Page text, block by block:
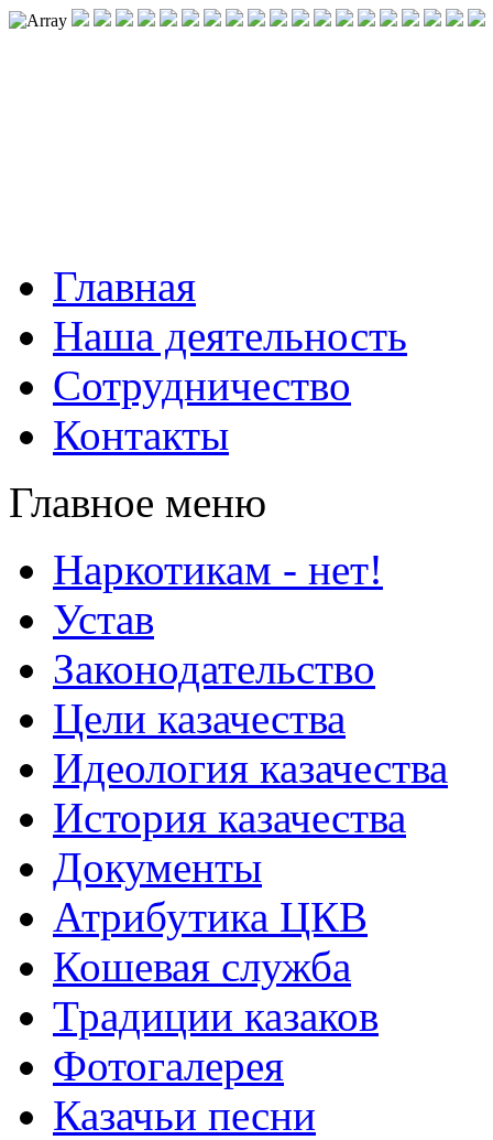
Главная
Наша деятельность
Сотрудничество
Контакты
Главное меню
Наркотикам - нет!
Устав
Законодательство
Цели казачества
Идеология казачества
История казачества
Документы
Атрибутика ЦКВ
Кошевая служба
Традиции казаков
Фотогалерея
Казачьи песни